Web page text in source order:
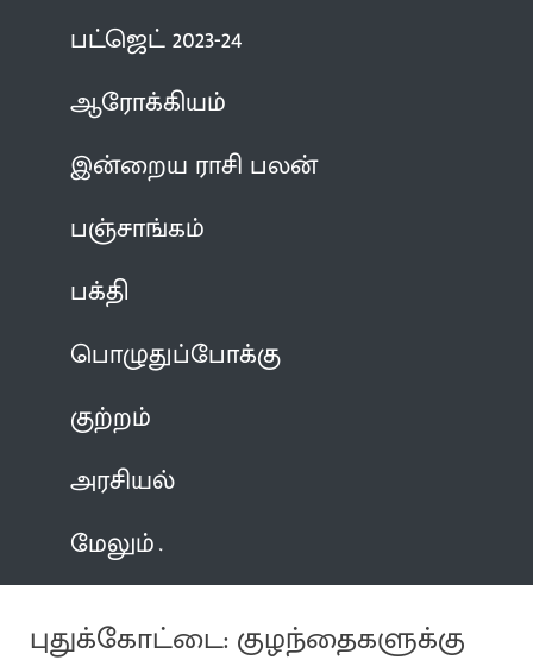
பட்ஜெட் 2023-24
ஆரோக்கியம்
இன்றைய ராசி பலன்
பஞ்சாங்கம்
பக்தி
பொழுதுப்போக்கு
குற்றம்
அரசியல்
மேலும்
புதுக்கோட்டை: குழந்தைகளுக்கு